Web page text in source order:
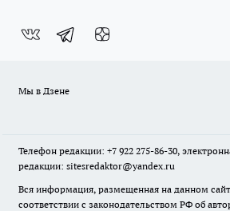
Мы в Дзене
Телефон редакции: +7 922 275-86-30,
редакции: sitesredaktor@yandex.ru
Вся информация, размещенная на данном
соответствии с законодательством РФ об